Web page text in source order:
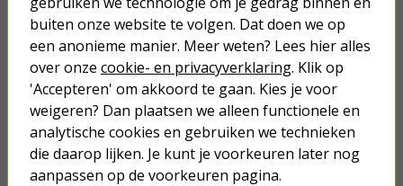
3x 100ml) | Ook voor je gazon!
43,50
40,
89
buiten onze website te volgen. Dat doen we op
een anonieme manier. Meer weten? Lees hier alles
over onze cookie- en privacyverklaring. Klik op
'Accepteren' om akkoord te gaan. Kies je voor
weigeren? Dan plaatsen we alleen functionele en
analytische cookies en gebruiken we technieken
die daarop lijken. Je kunt je voorkeuren later nog
aanpassen op de voorkeuren pagina.